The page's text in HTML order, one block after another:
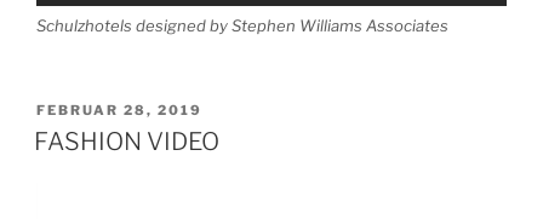
Schulzhotels designed by Stephen Williams Associates
VERÖFFENTLICHT
AM
FEBRUAR 28, 2019
FASHION VIDEO